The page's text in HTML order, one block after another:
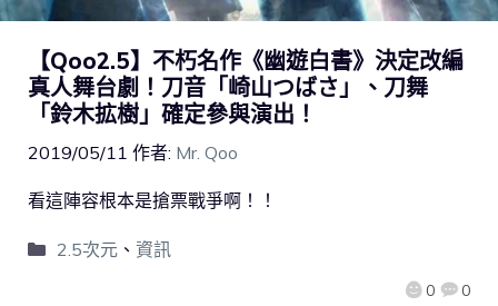
【Qoo2.5】不朽名作《幽遊白書》決定改編
真人舞台劇！刀音「崎山つばさ」、刀舞
「鈴木拡樹」確定參與演出！
2019/05/11 作者: Mr. Qoo
0 0
看這陣容根本是搶票戰爭啊！！
2.5次元、 資訊